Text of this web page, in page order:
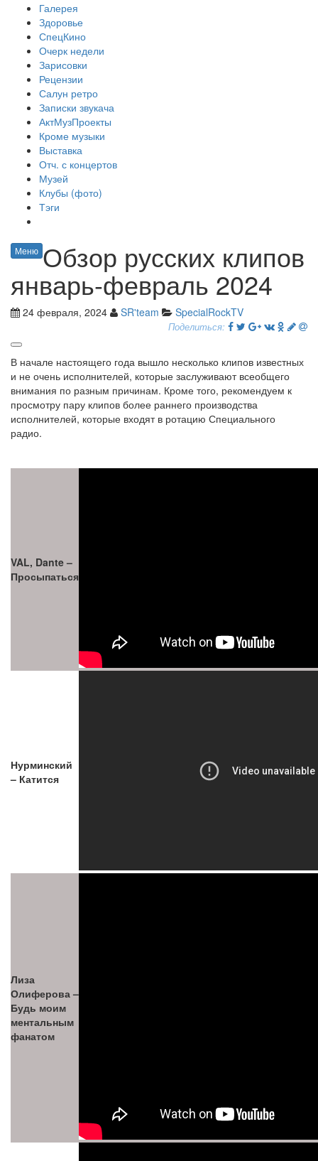
Галерея
Здоровье
СпецКино
Очерк недели
Зарисовки
Рецензии
Салун ретро
Записки звукача
АктМузПроекты
Кроме музыки
Выставка
Отч. с концертов
Музей
Клубы (фото)
Тэги
Меню Обзор русских клипов
январь-февраль 2024
24 февраля, 2024 SR'team SpecialRockTV
Поделиться:
В начале настоящего года вышло несколько клипов известных
и не очень исполнителей, которые заслуживают всеобщего
внимания по разным причинам. Кроме того, рекомендуем к
просмотру пару клипов более раннего производства
исполнителей, которые входят в ротацию Специального
радио.
VAL, Dante –
Просыпаться
Нурминский
– Катится
Лиза
Олиферова –
Будь моим
ментальным
фанатом